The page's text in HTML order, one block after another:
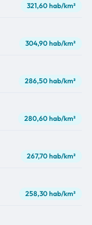
321,60 hab/km²
304,90 hab/km²
286,50 hab/km²
280,60 hab/km²
267,70 hab/km²
258,30 hab/km²